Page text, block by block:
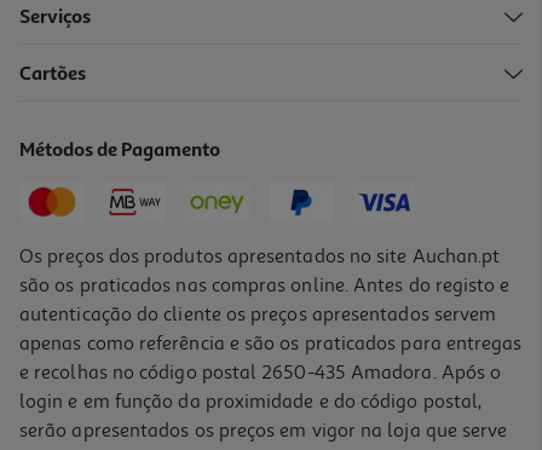
Serviços
Cartões
Métodos de Pagamento
Os preços dos produtos apresentados no site Auchan.pt
são os praticados nas compras online. Antes do registo e
autenticação do cliente os preços apresentados servem
apenas como referência e são os praticados para entregas
e recolhas no código postal 2650-435 Amadora. Após o
login e em função da proximidade e do código postal,
serão apresentados os preços em vigor na loja que serve